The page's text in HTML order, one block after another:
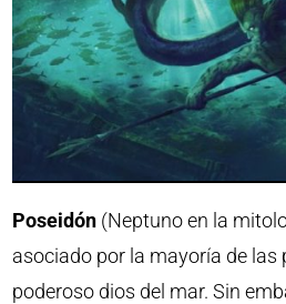
Poseidón (Neptuno en la
asociado por la mayoría de las
poderoso dios del mar. Sin